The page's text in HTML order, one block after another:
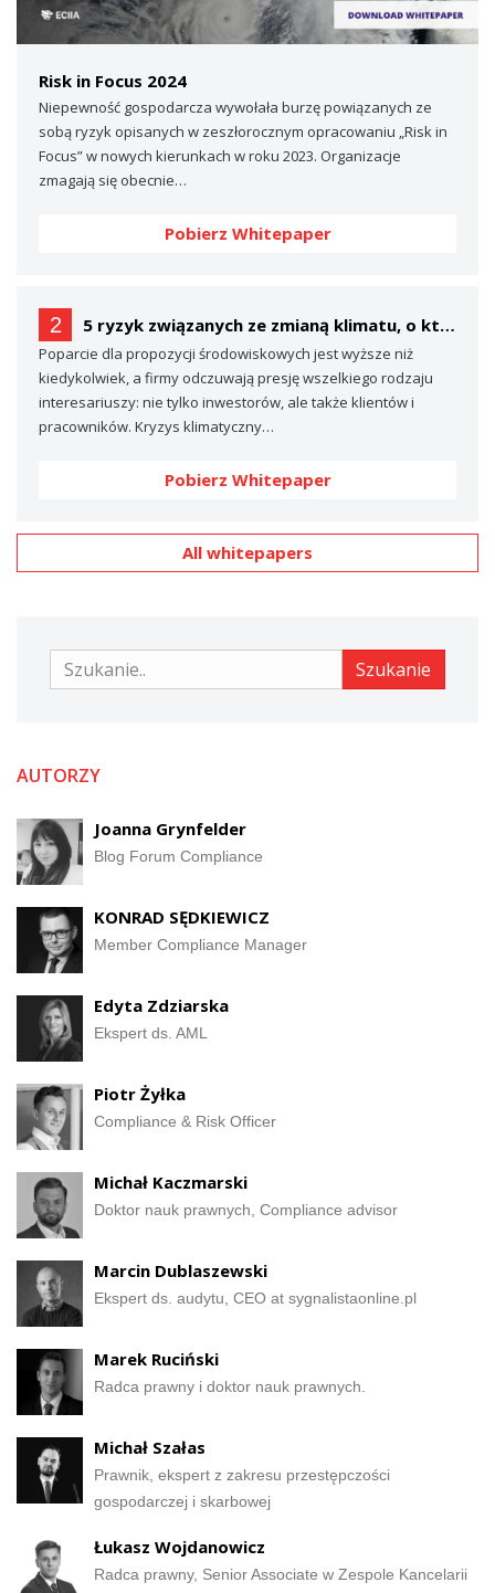
Risk in Focus 2024
Niepewność gospodarcza wywołała burzę powiązanych ze
sobą ryzyk opisanych w zeszłorocznym opracowaniu „Risk in
Focus” w nowych kierunkach w roku 2023. Organizacje
zmagają się obecnie…
Pobierz Whitepaper
2 5 ryzyk związanych ze zmianą klimatu, o których prawdopodobnie nie mówisz… (a powinieneś)
Poparcie dla propozycji środowiskowych jest wyższe niż
kiedykolwiek, a firmy odczuwają presję wszelkiego rodzaju
interesariuszy: nie tylko inwestorów, ale także klientów i
pracowników. Kryzys klimatyczny…
Pobierz Whitepaper
All whitepapers
Szukanie Szukanie
AUTORZY
Joanna Grynfelder
Blog Forum Compliance
KONRAD SĘDKIEWICZ
Member Compliance Manager
Edyta Zdziarska
Ekspert ds. AML
Piotr Żyłka
Compliance & Risk Officer
Michał Kaczmarski
Doktor nauk prawnych, Compliance advisor
Marcin Dublaszewski
Ekspert ds. audytu, CEO at sygnalistaonline.pl
Marek Ruciński
Radca prawny i doktor nauk prawnych.
Michał Szałas
Prawnik, ekspert z zakresu przestępczości
gospodarczej i skarbowej
Łukasz Wojdanowicz
Radca prawny, Senior Associate w Zespole Kancelarii